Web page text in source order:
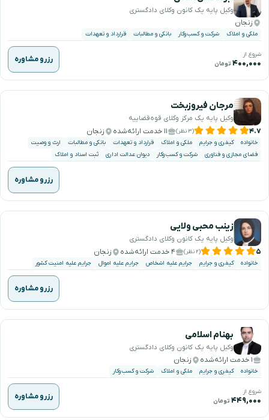
وکیل پایه یک کانون وکلای دادگستری
زنجان
ملکی و املاک شرکت و کسب‌وکار بانکی و مطالبات قرارداد و تعهدات
شروع از
۴۰۰,۰۰۰ تومان رزرو مشاوره
مرجان فیروزبخت
وکیل پایه یک مرکز وکلای قوه‌قضاییه
۴.۷ (۳ نظر) ۱۱ خدمت ارائه‌شده زنجان
خانواده کیفری و جرایم ملکی و املاک قرارداد و تعهدات بانکی و مطالبات
ارث و وصیت
فضای مجازی و فناوری
شرکت و کسب‌وکار دیوان عدالت اداری ثبت اسناد و املاک
رزرو مشاوره
زینب محبی ولایی
وکیل پایه یک کانون وکلای دادگستری
۵ (۲ نظر) ۴ خدمت ارائه‌شده زنجان
خانواده کیفری و جرایم جرایم علیه اشخاص جرایم علیه اموال جرایم علیه امنیت کشور
رزرو مشاوره
بهنام اسلامی
وکیل پایه یک کانون وکلای دادگستری
۱ خدمت ارائه‌شده زنجان
خانواده کیفری و جرایم ملکی و املاک شرکت و کسب‌وکار
شروع از
۴۴۹,۰۰۰ تومان رزرو مشاوره